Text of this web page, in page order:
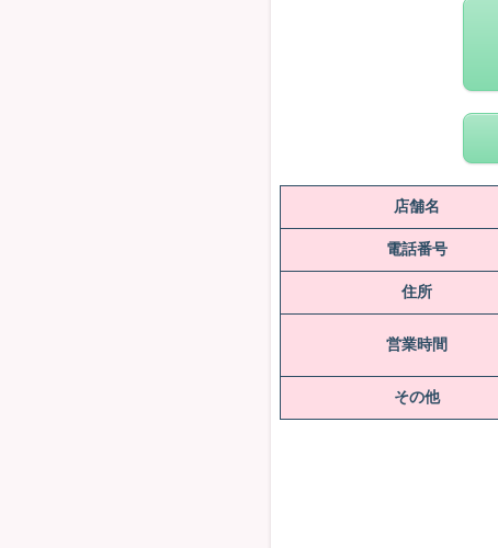
店舗名
電話番号
住所
営業時間
その他